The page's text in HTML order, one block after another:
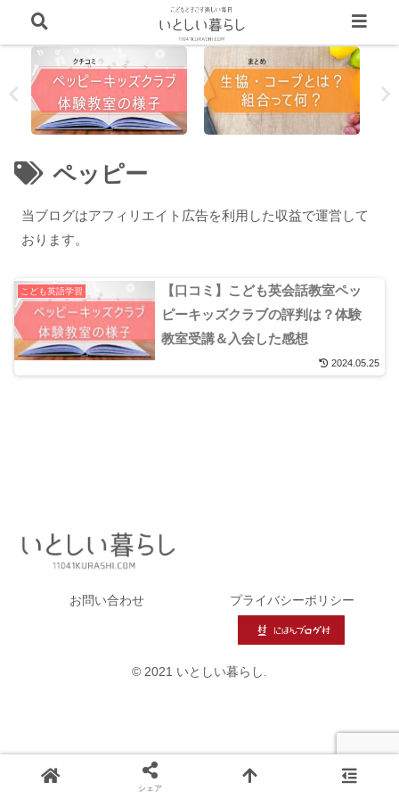
ペッピー
当ブログはアフィリエイト広告を利用した収益で運営して
おります。
こども英語学習
【口コミ】こども英会話教室ペッ
ピーキッズクラブの評判は？体験
教室受講＆入会した感想
2024.05.25
お問い合わせ プライバシーポリシー
© 2021 いとしい暮らし.
シェア